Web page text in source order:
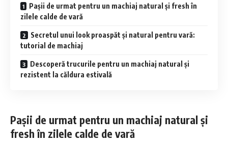
Pașii de urmat pentru un machiaj natural și fresh în
zilele calde de vară
Secretul unui look proaspăt și natural pentru vară:
tutorial de machiaj
Descoperă trucurile pentru un machiaj natural și
rezistent la căldura estivală
Pașii de urmat pentru un machiaj natural și
fresh în zilele calde de vară